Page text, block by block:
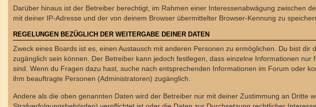
Darüber hinaus ist der Betreiber berechtigt, im Rahmen einer Interessenabwägung zwischen
mit deiner IP-Adresse und der von deinem Browser übermittelter Browser-Kennung zu
REGELUNGEN BEZÜGLICH DER WEITERGABE DEINER DATEN
Zweck eines Boards ist es, einen Austausch mit anderen Personen zu ermöglichen. Du bist
zugänglich sein können. Der Betreiber kann jedoch festlegen, dass einzelne Informationen
sind. Wenn du Fragen dazu hast, suche nach entsprechenden Informationen im Forum oder
ihm beauftragte Personen (Administratoren) zugänglich.
Andere als die oben genannten Daten wird der Betreiber nur mit deiner Zustimmung an